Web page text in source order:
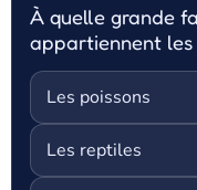
À quelle grande
appartiennent les
Les poissons
Les reptiles